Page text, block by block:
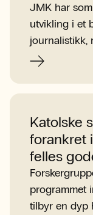
JMK har
utvikling i et
journalistikk,
Katolske
forankret
felles
programmet
tilbyr en dyp